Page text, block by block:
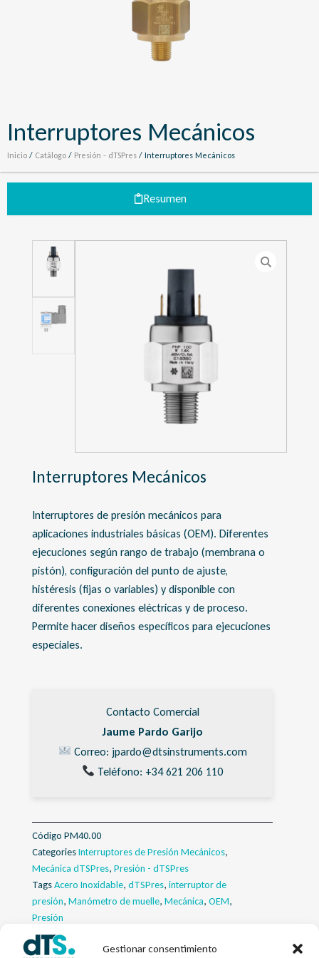
Gestionar consentimiento
Interruptores Mecánicos
Inicio / Catálogo / Presión - dTSPres / Interruptores Mecánicos
Resumen
Interruptores Mecánicos
Interruptores de presión mecánicos para
aplicaciones industriales básicas (OEM). Diferentes
ejecuciones según rango de trabajo (membrana o
pistón), configuración del punto de ajuste,
histéresis (fijas o variables) y disponible con
diferentes conexiones eléctricas y de proceso.
Permite hacer diseños específicos para ejecuciones
especiales.
Contacto Comercial
Jaume Pardo Garijo
Correo: jpardo@dtsinstruments.com
Teléfono: +34 621 206 110
Código PM40.00
CategoriesInterruptores de Presión Mecánicos,
Mecánica dTSPres, Presión - dTSPres
TagsAcero Inoxidable, dTSPres, interruptor de
presión, Manómetro de muelle, Mecánica, OEM,
Presión